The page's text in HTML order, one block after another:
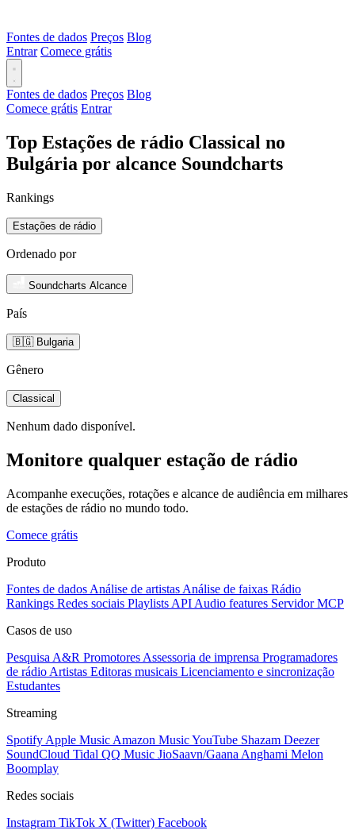
Fontes de dados Preços Blog
Entrar Comece grátis
Fontes de dados Preços Blog
Comece grátis Entrar
Top Estações de rádio Classical no
Bulgária por alcance Soundcharts
Rankings
Estações de rádio
Ordenado por
Soundcharts Alcance
País
🇧🇬 Bulgaria
Gênero
Classical
Nenhum dado disponível.
Monitore qualquer estação de rádio
Acompanhe execuções, rotações e alcance de audiência em milhares
de estações de rádio no mundo todo.
Comece grátis
Produto
Fontes de dados Análise de artistas Análise de faixas Rádio
Rankings Redes sociais Playlists API Audio features Servidor MCP
Casos de uso
Pesquisa A&R Promotores Assessoria de imprensa Programadores
de rádio Artistas Editoras musicais Licenciamento e sincronização
Estudantes
Streaming
Spotify Apple Music Amazon MusicYouTube Shazam Deezer
SoundCloud Tidal QQ Music JioSaavn/Gaana Anghami Melon
Boomplay
Redes sociais
Instagram TikTok X (Twitter) Facebook